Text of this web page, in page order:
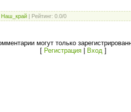
Наш_край Рейтинг: 0.0/0
могут только
[ Регистрация Вход ]